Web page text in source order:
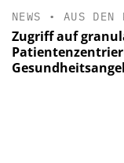
NEWS • AUS DEN
Zugriff auf